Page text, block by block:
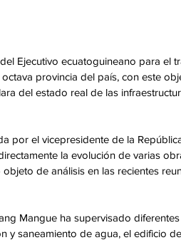
Ejecutivo ecuatoguineano para el
provincia del país, con este
del estado real de las
por el vicepresidente de la
la evolución de varias
de análisis en las recientes
Mangue ha supervisado
y saneamiento de agua, el edificio